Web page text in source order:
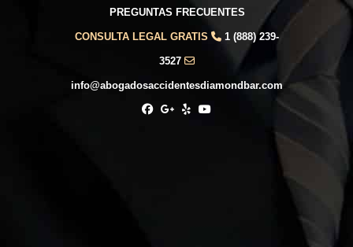
PREGUNTAS FRECUENTES
CONSULTA LEGAL GRATIS 1 (888) 239-
3527
info@abogadosaccidentesdiamondbar.com